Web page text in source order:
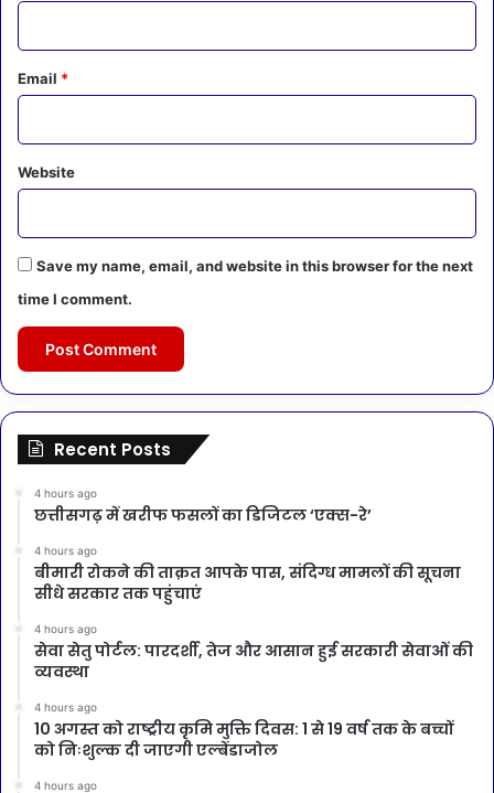
Email *
Website
Save my name, email, and website in this browser for the next
time I comment.
Recent Posts
4 hours ago
छत्तीसगढ़ में खरीफ फसलों का डिजिटल ‘एक्स-रे’
4 hours ago
बीमारी रोकने की ताक़त आपके पास, संदिग्ध मामलों की सूचना
सीधे सरकार तक पहुंचाएं
4 hours ago
सेवा सेतु पोर्टल: पारदर्शी, तेज और आसान हुई सरकारी सेवाओं की
व्यवस्था
4 hours ago
10 अगस्त को राष्ट्रीय कृमि मुक्ति दिवस: 1 से 19 वर्ष तक के बच्चों
को निःशुल्क दी जाएगी एल्बेंडाजोल
4 hours ago